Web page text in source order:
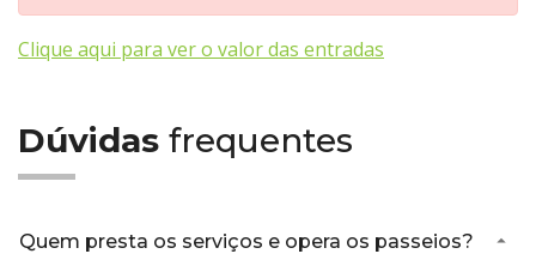
Clique aqui para ver o valor das entradas
Dúvidas frequentes
Quem presta os serviços e opera os passeios?